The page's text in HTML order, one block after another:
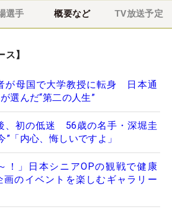
選手 概要など TV放送予定
ス】
が母国で大学教授に転身 日本通
選んだ“第二の人生”
、初の低迷 56歳の名手・深堀圭
”「内心、悔しいですよ」
！」日本シニアOPの観戦で健康
のイベントを楽しむギャラリー